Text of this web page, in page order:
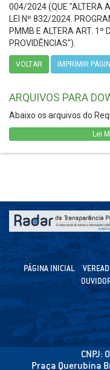
004/2024 (QUE "ALTERA
LEI Nº 832/2024.
PMMB E ALTERA ART. 1º
PROVIDÊNCIAS").
VOLTAR IMPRIMIR
ARQUIVOS PARA
Abaixo os arquivos do
Lei
PÁGINA INICIAL
CNPJ:
Praça Querubina